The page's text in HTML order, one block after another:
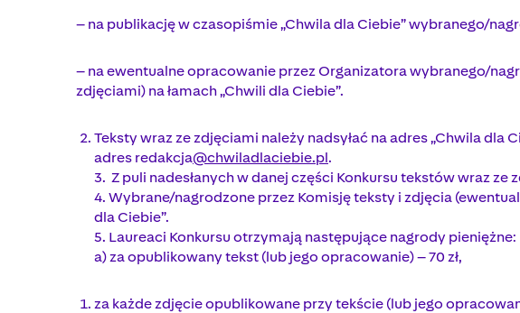
– na publikację w czasopiśmie „Chwila dla Ciebie” wybranego/
– na ewentualne opracowanie przez Organizatora wybranego/
zdjęciami) na łamach „Chwili dla Ciebie”.
Teksty wraz ze zdjęciami należy nadsyłać na adres „Chwila dla
adres redakcja@chwiladlaciebie.pl.
3. Z puli nadesłanych w danej części Konkursu tekstów wraz
4. Wybrane/nagrodzone przez Komisję teksty i zdjęcia
dla Ciebie”.
5. Laureaci Konkursu otrzymają następujące nagrody pieniężne:
a) za opublikowany tekst (lub jego opracowanie) – 70 zł,
za każde zdjęcie opublikowane przy tekście (lub jego